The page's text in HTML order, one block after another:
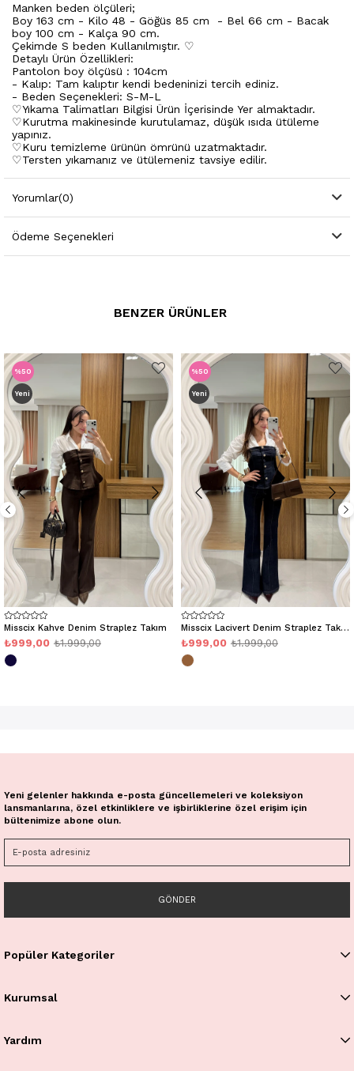
Manken beden ölçüleri;
Boy 163 cm - Kilo 48 - Göğüs 85 cm - Bel 66 cm - Bacak
boy 100 cm - Kalça 90 cm.
Çekimde S beden Kullanılmıştır. ♡
Detaylı Ürün Özellikleri:
Pantolon boy ölçüsü : 104cm
- Kalıp: Tam kalıptır kendi bedeninizi tercih ediniz.
- Beden Seçenekleri: S-M-L
♡Yıkama Talimatları Bilgisi Ürün İçerisinde Yer almaktadır.
♡Kurutma makinesinde kurutulamaz, düşük ısıda ütüleme
yapınız.
♡Kuru temizleme ürünün ömrünü uzatmaktadır.
♡Tersten yıkamanız ve ütülemeniz tavsiye edilir.
Yorumlar(0)
Ödeme Seçenekleri
BENZER ÜRÜNLER
Misscix Kahve Denim Straplez Takım
₺999,00 ₺1.999,00
%50
Yeni
Misscix Lacivert Denim Straplez Takım
₺999,00 ₺1.999,00
%50
Yeni
Popüler Kategoriler
Kurumsal
Yardım
Yeni gelenler hakkında e-posta güncellemeleri ve koleksiyon
lansmanlarına, özel etkinliklere ve işbirliklerine özel erişim için
bültenimize abone olun.
GÖNDER